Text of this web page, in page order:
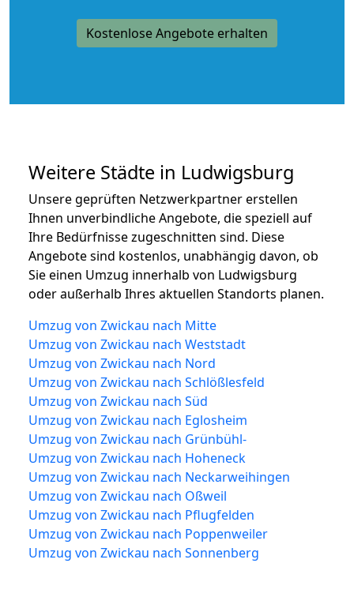
Kostenlose Angebote erhalten
Weitere Städte in Ludwigsburg
Unsere geprüften Netzwerkpartner erstellen
Ihnen unverbindliche Angebote, die speziell auf
Ihre Bedürfnisse zugeschnitten sind. Diese
Angebote sind kostenlos, unabhängig davon, ob
Sie einen Umzug innerhalb von Ludwigsburg
oder außerhalb Ihres aktuellen Standorts planen.
Umzug von Zwickau nach Mitte
Umzug von Zwickau nach Weststadt
Umzug von Zwickau nach Nord
Umzug von Zwickau nach Schlößlesfeld
Umzug von Zwickau nach Süd
Umzug von Zwickau nach Eglosheim
Umzug von Zwickau nach Grünbühl-
Umzug von Zwickau nach Hoheneck
Umzug von Zwickau nach Neckarweihingen
Umzug von Zwickau nach Oßweil
Umzug von Zwickau nach Pflugfelden
Umzug von Zwickau nach Poppenweiler
Umzug von Zwickau nach Sonnenberg